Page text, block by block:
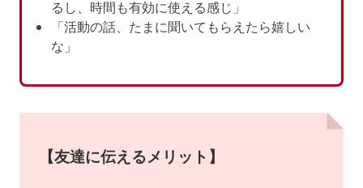
るし、時間も有効に使える感じ」
「活動の話、たまに聞いてもらえたら嬉しい
な」
【友達に伝えるメリット】